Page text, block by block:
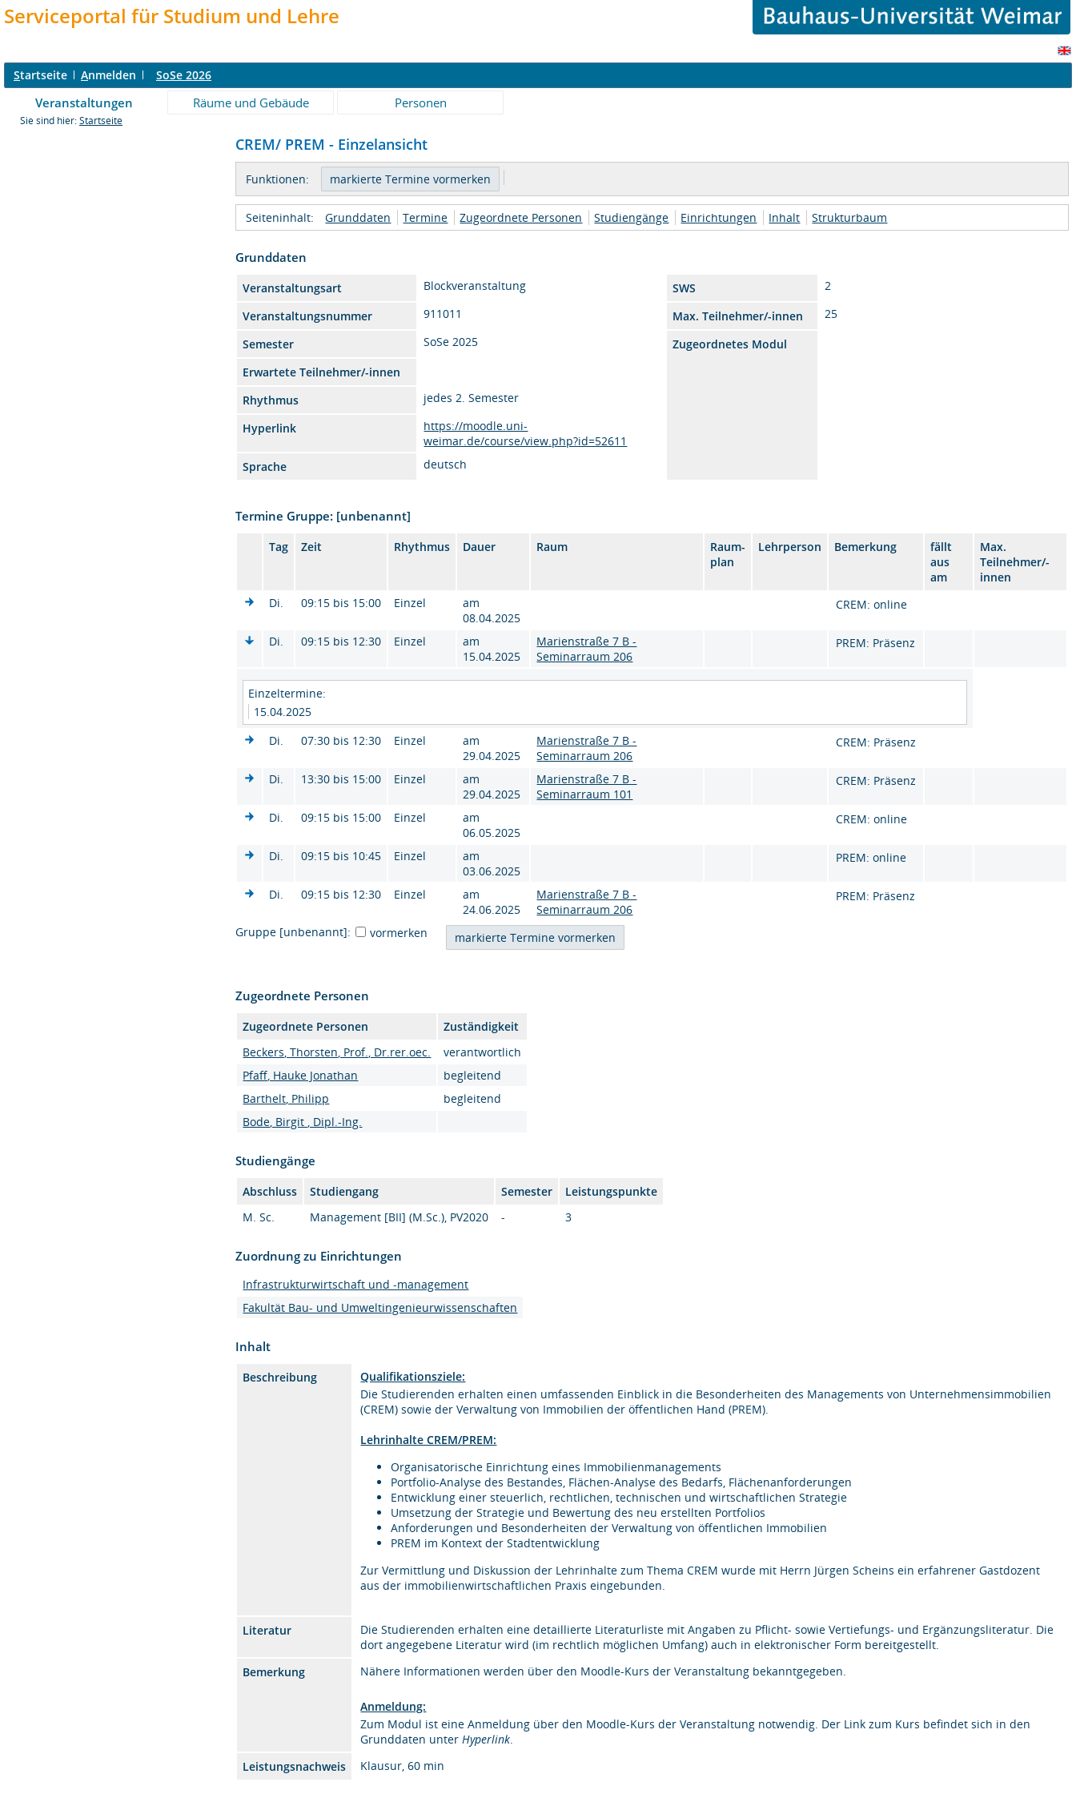
Serviceportal für Studium und Lehre
Startseite Anmelden SoSe 2026
Veranstaltungen Räume und Gebäude Personen
Sie sind hier: Startseite
CREM/ PREM - Einzelansicht
Funktionen:
Seiteninhalt: Grunddaten Termine Zugeordnete Personen Studiengänge Einrichtungen Inhalt Strukturbaum
Grunddaten
Veranstaltungsart Blockveranstaltung SWS
2
Veranstaltungsnummer
911011 Max. Teilnehmer/-innen
25
Semester
SoSe 2025
Zugeordnetes Modul
Erwartete Teilnehmer/-innen
Rhythmus
jedes 2. Semester
Hyperlink
https://moodle.uni-
weimar.de/course/view.php?id=52611
Sprache
deutsch
Termine Gruppe: [unbenannt]
Tag Zeit Rhythmus Dauer Raum
Raum-
plan
Lehrperson Bemerkung
fällt
aus
am
Max.
Teilnehmer/-
innen
Di.
09:15 bis 15:00 Einzel
am
08.04.2025
CREM: online
Di. 09:15 bis 12:30 Einzel
am
15.04.2025
Marienstraße 7 B -
Seminarraum 206
PREM: Präsenz
Einzeltermine:
15.04.2025
Di.
07:30 bis 12:30 Einzel
am
29.04.2025
Marienstraße 7 B -
Seminarraum 206
CREM: Präsenz
Di. 13:30 bis 15:00 Einzel
am
29.04.2025
Marienstraße 7 B -
Seminarraum 101
CREM: Präsenz
Di. 09:15 bis 15:00 Einzel
am
06.05.2025
CREM: online
Di. 09:15 bis 10:45 Einzel
am
03.06.2025
PREM: online
Di. 09:15 bis 12:30 Einzel
am
24.06.2025
Marienstraße 7 B -
Seminarraum 206
PREM: Präsenz
Gruppe [unbenannt]: vormerken
Zugeordnete Personen
Zugeordnete Personen
Zuständigkeit
Beckers, Thorsten, Prof., Dr.rer.oec.
verantwortlich
Pfaff, Hauke Jonathan
begleitend
Barthelt, Philipp
begleitend
Bode, Birgit , Dipl.-Ing.
Studiengänge
Abschluss Studiengang Semester
Leistungspunkte
M. Sc.
Management [BII] (M.Sc.), PV2020 - 3
Zuordnung zu Einrichtungen
Infrastrukturwirtschaft und -management
Fakultät Bau- und Umweltingenieurwissenschaften
Inhalt
Beschreibung
Qualifikationsziele:
Die Studierenden erhalten einen umfassenden Einblick in die Besonderheiten des Managements von Unternehmensimmobilien
(CREM) sowie der Verwaltung von Immobilien der öffentlichen Hand (PREM).
Lehrinhalte CREM/PREM:
Organisatorische Einrichtung eines Immobilienmanagements
Portfolio-Analyse des Bestandes, Flächen-Analyse des Bedarfs, Flächenanforderungen
Entwicklung einer steuerlich, rechtlichen, technischen und wirtschaftlichen Strategie
Umsetzung der Strategie und Bewertung des neu erstellten Portfolios
Anforderungen und Besonderheiten der Verwaltung von öffentlichen Immobilien
PREM im Kontext der Stadtentwicklung
Zur Vermittlung und Diskussion der Lehrinhalte zum Thema CREM wurde mit Herrn Jürgen Scheins ein erfahrener Gastdozent
aus der immobilienwirtschaftlichen Praxis eingebunden.
Literatur
Die Studierenden erhalten eine detaillierte Literaturliste mit Angaben zu Pflicht- sowie Vertiefungs- und Ergänzungsliteratur. Die
dort angegebene Literatur wird (im rechtlich möglichen Umfang) auch in elektronischer Form bereitgestellt.
Bemerkung
Nähere Informationen werden über den Moodle-Kurs der Veranstaltung bekanntgegeben.
Anmeldung:
Zum Modul ist eine Anmeldung über den Moodle-Kurs der Veranstaltung notwendig. Der Link zum Kurs befindet sich in den
Grunddaten unterHyperlink.
Leistungsnachweis
Klausur, 60 min